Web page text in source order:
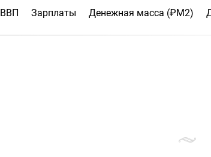
ВВП Зарплаты Денежная масса (₽М2)